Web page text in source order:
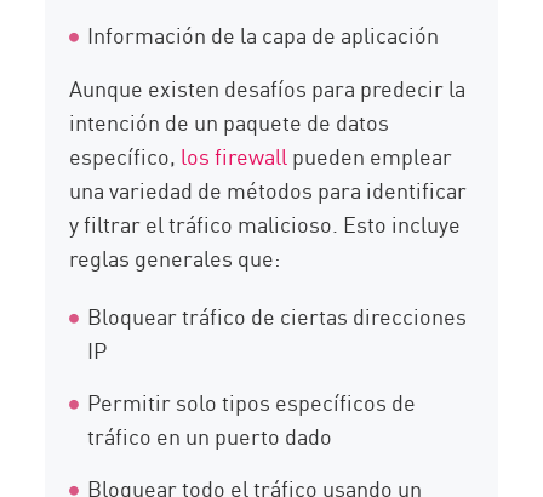
Información de la capa de aplicación
Aunque existen desafíos para predecir la
intención de un paquete de datos
específico, los firewallpueden emplear
una variedad de métodos para identificar
y filtrar el tráfico malicioso. Esto incluye
reglas generales que:
Bloquear tráfico de ciertas direcciones
IP
Permitir solo tipos específicos de
tráfico en un puerto dado
Bloquear todo el tráfico usando un